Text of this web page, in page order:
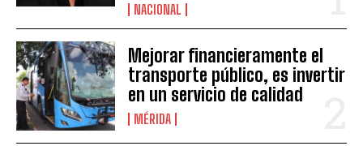
NACIONAL
Mejorar financieramente el
transporte público, es invertir
en un servicio de calidad
MÉRIDA